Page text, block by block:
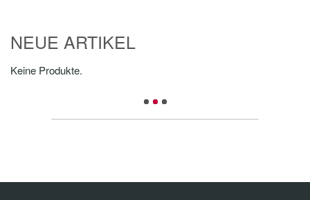
NEUE ARTIKEL
Keine Produkte.